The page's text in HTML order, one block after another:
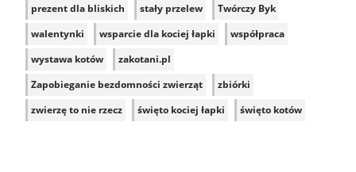
prezent dla bliskich
stały przelew
Twórczy Byk
walentynki
wsparcie dla kociej łapki
współpraca
wystawa kotów
zakotani.pl
Zapobieganie bezdomności zwierząt
zbiórki
zwierzę to nie rzecz
święto kociej łapki święto kotów